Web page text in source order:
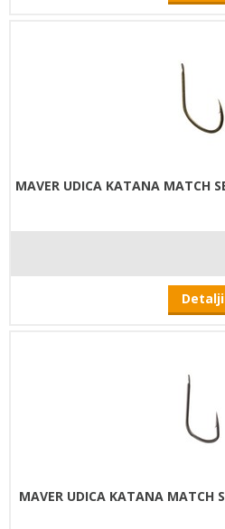
MAVER UDICA KATANA MATCH
Detalji
MAVER UDICA KATANA MATCH